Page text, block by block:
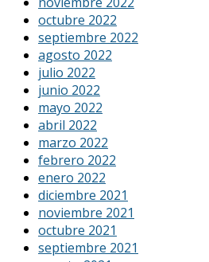
octubre 2022
septiembre 2022
agosto 2022
julio 2022
junio 2022
mayo 2022
abril 2022
marzo 2022
febrero 2022
enero 2022
diciembre 2021
noviembre 2021
octubre 2021
septiembre 2021